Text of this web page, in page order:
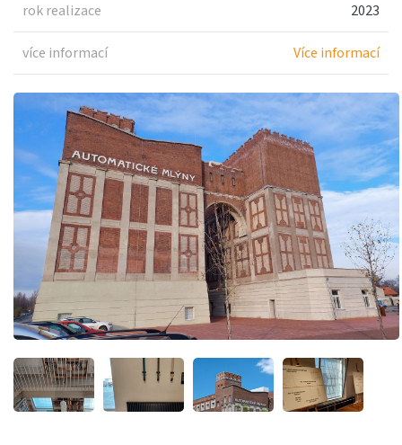
rok realizace 2023
více informací Více informací